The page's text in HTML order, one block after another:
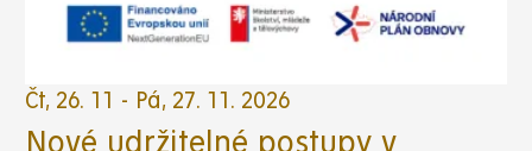
Čt, 26. 11 - Pá, 27. 11. 2026
Nové udržitelné postupy v